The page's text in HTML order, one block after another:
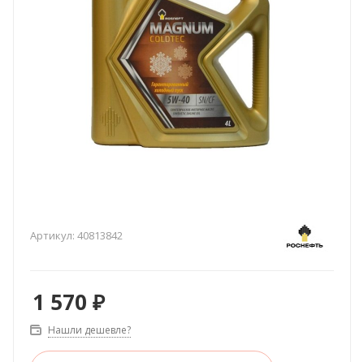
Артикул: 40813842
1 570 ₽
Нашли дешевле?